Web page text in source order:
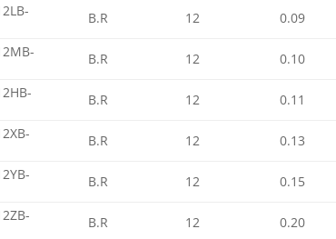
B.R 12 0.09
B.R 12 0.10
B.R 12 0.11
B.R 12 0.13
B.R 12 0.15
B.R 12 0.20